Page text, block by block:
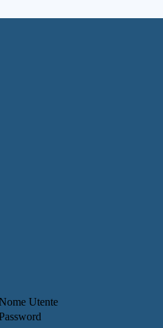
Utente